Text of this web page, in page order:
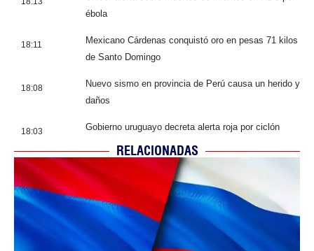
ébola
18:11
Mexicano Cárdenas conquistó oro en pesas 71 kilos
de Santo Domingo
18:08
Nuevo sismo en provincia de Perú causa un herido y
daños
18:03 Gobierno uruguayo decreta alerta roja por ciclón
RELACIONADAS